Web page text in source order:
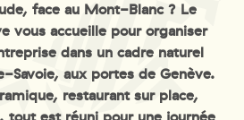
face au Mont-Blanc ? Le
vous accueille pour organiser
dans un cadre naturel
Savoie, aux portes de Genève.
restaurant sur place,